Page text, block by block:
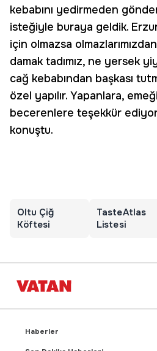
kebabını yedirmeden
isteğiyle buraya geldik.
için olmazsa
damak tadımız, ne yersek
cağ kebabından başkası
özel yapılır. Yapanlara,
becerenlere teşekkür
konuştu.
Oltu Çiğ
Köftesi
TasteAtlas
Listesi
Haberler